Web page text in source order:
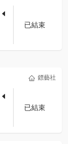
已結束
鏢藝社
已結束